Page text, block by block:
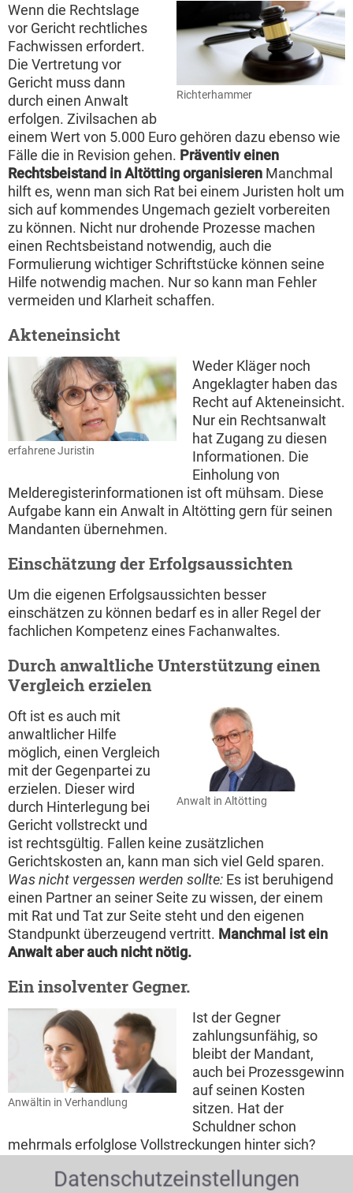
Richterhammer
Wenn die Rechtslage
vor Gericht rechtliches
Fachwissen erfordert.
Die Vertretung vor
Gericht muss dann
durch einen Anwalt
erfolgen. Zivilsachen ab
einem Wert von 5.000 Euro gehören dazu ebenso wie
Fälle die in Revision gehen. Präventiv einen
Rechtsbeistand in Altötting organisieren Manchmal
hilft es, wenn man sich Rat bei einem Juristen holt um
sich auf kommendes Ungemach gezielt vorbereiten
zu können. Nicht nur drohende Prozesse machen
einen Rechtsbeistand notwendig, auch die
Formulierung wichtiger Schriftstücke können seine
Hilfe notwendig machen. Nur so kann man Fehler
vermeiden und Klarheit schaffen.
Akteneinsicht
erfahrene Juristin
Weder Kläger noch
Angeklagter haben das
Recht auf Akteneinsicht.
Nur ein Rechtsanwalt
hat Zugang zu diesen
Informationen. Die
Einholung von
Melderegisterinformationen ist oft mühsam. Diese
Aufgabe kann ein Anwalt in Altötting gern für seinen
Mandanten übernehmen.
Einschätzung der Erfolgsaussichten
Um die eigenen Erfolgsaussichten besser
einschätzen zu können bedarf es in aller Regel der
fachlichen Kompetenz eines Fachanwaltes.
Durch anwaltliche Unterstützung einen
Vergleich erzielen
Anwalt in Altötting
Oft ist es auch mit
anwaltlicher Hilfe
möglich, einen Vergleich
mit der Gegenpartei zu
erzielen. Dieser wird
durch Hinterlegung bei
Gericht vollstreckt und
ist rechtsgültig. Fallen keine zusätzlichen
Gerichtskosten an, kann man sich viel Geld sparen.
Was nicht vergessen werden sollte: Es ist beruhigend
einen Partner an seiner Seite zu wissen, der einem
mit Rat und Tat zur Seite steht und den eigenen
Standpunkt überzeugend vertritt. Manchmal ist ein
Anwalt aber auch nicht nötig.
Ein insolventer Gegner.
Anwältin in Verhandlung
Ist der Gegner
zahlungsunfähig, so
bleibt der Mandant,
auch bei Prozessgewinn
auf seinen Kosten
sitzen. Hat der
Schuldner schon
mehrmals erfolglose Vollstreckungen hinter sich?
in Erfahrung gebracht werden. Läuft ein
Datenschutzeinstellungen